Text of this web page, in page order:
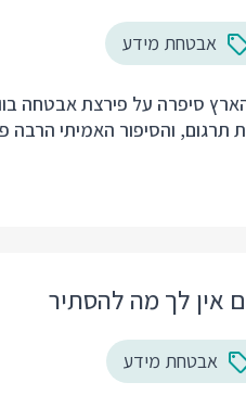
אבטחת מידע
סיפרה על פירצת אבטחה
והסיפור האמיתי הרבה
אין לך מה להסתיר
אבטחת מידע